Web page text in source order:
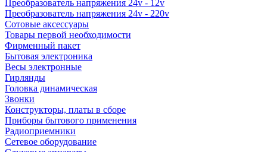
Преобразователь напряжения 24v - 12v
Преобразователь напряжения 24v - 220v
Сотовые аксессуары
Товары первой необходимости
Фирменный пакет
Бытовая электроника
Весы электронные
Гирлянды
Головка динамическая
Звонки
Конструкторы, платы в сборе
Приборы бытового применения
Радиоприемники
Сетевое оборудование